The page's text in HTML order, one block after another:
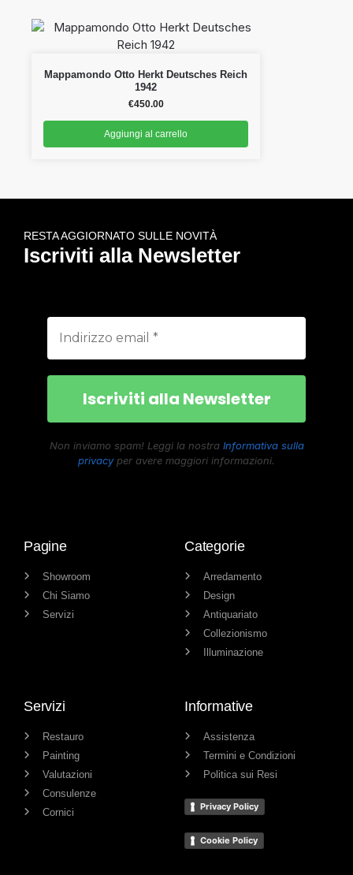
Mappamondo Otto Herkt Deutsches Reich
1942
€450.00
Aggiungi al carrello
RESTA AGGIORNATO SULLE NOVITÀ
Iscriviti alla Newsletter
Non inviamo spam! Leggi la nostra Informativa sulla
privacyper avere maggiori informazioni.
Pagine
Showroom
Chi Siamo
Servizi
Categorie
Arredamento
Design
Antiquariato
Collezionismo
Illuminazione
Servizi
Restauro
Painting
Valutazioni
Consulenze
Cornici
Informative
Assistenza
Termini e Condizioni
Politica sui Resi
Privacy Policy
Cookie Policy